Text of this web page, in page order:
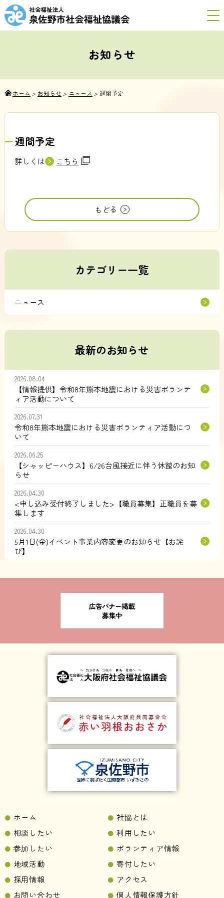
お知らせ
ホーム > お知らせ> ニュース > 週間予定
週間予定
詳しくは こちら
もどる
カテゴリー一覧
ニュース
最新のお知らせ
2026.08.04
【情報提供】令和8年熊本地震における災害ボランテ
ィア活動について
2026.07.31
令和8年熊本地震における災害ボランティア活動につ
いて
2026.06.25
【シャッピーハウス】6/26台風接近に伴う休館のお知
らせ
2026.04.30
<申し込み受付終了しました>【職員募集】正職員を募
集します
2026.04.30
5月1日(金)イベント事業内容変更のお知らせ【お詫
び】
ホーム
社協とは
相談したい
利用したい
参加したい
ボランティア情報
地域活動
寄付したい
採用情報
アクセス
お問い合わせ
個人情報保護方針